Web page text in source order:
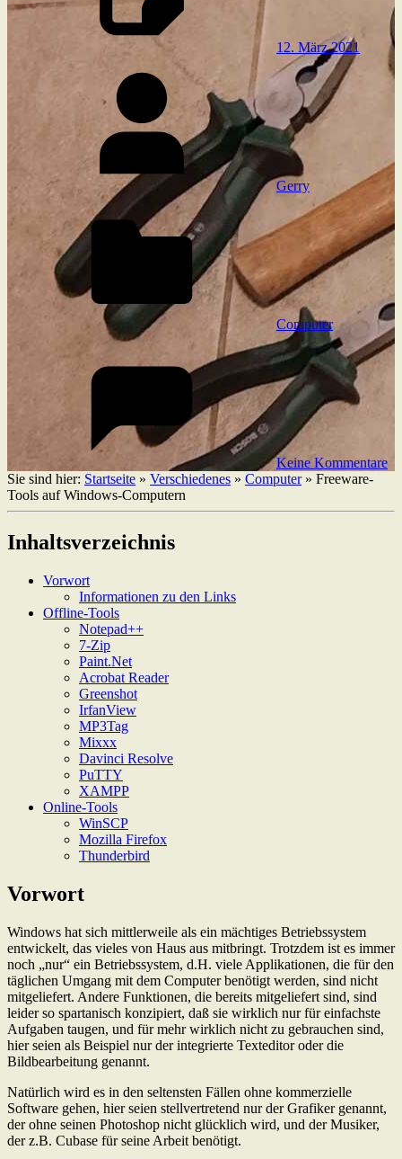
12. März 2021
Gerry
Computer
Keine Kommentare
Sie sind hier: Startseite » Verschiedenes » Computer» Freeware-
Tools auf Windows-Computern
Inhaltsverzeichnis
Vorwort
Informationen zu den Links
Offline-Tools
Notepad++
7-Zip
Paint.Net
Acrobat Reader
Greenshot
IrfanView
MP3Tag
Mixxx
Davinci Resolve
PuTTY
XAMPP
Online-Tools
WinSCP
Mozilla Firefox
Thunderbird
Vorwort
Windows hat sich mittlerweile als ein mächtiges Betriebssystem
entwickelt, das vieles von Haus aus mitbringt. Trotzdem ist es immer
noch „nur“ ein Betriebssystem, d.H. viele Applikationen, die für den
täglichen Umgang mit dem Computer benötigt werden, sind nicht
mitgeliefert. Andere Funktionen, die bereits mitgeliefert sind, sind
leider so spartanisch konzipiert, daß sie wirklich nur für einfachste
Aufgaben taugen, und für mehr wirklich nicht zu gebrauchen sind,
hier seien als Beispiel nur der integrierte Texteditor oder die
Bildbearbeitung genannt.
Natürlich wird es in den seltensten Fällen ohne kommerzielle
Software gehen, hier seien stellvertretend nur der Grafiker genannt,
der ohne seinen Photoshop nicht glücklich wird, und der Musiker,
der z.B. Cubase für seine Arbeit benötigt.